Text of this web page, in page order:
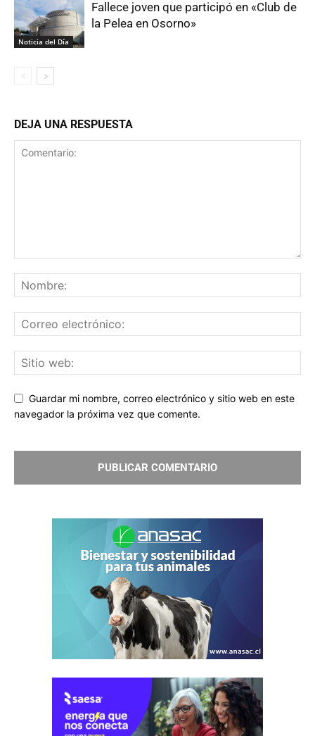
Noticia del Día
Fallece joven que participó en «Club de
la Pelea en Osorno»
DEJA UNA RESPUESTA
Guardar mi nombre, correo electrónico y sitio web en este
navegador la próxima vez que comente.